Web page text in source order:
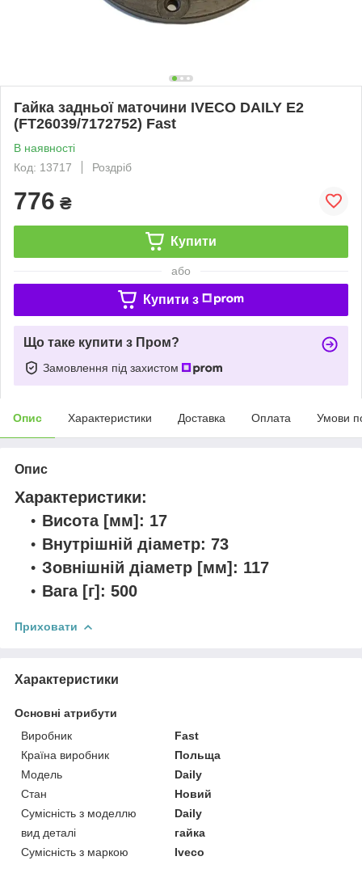
Гайка задньої маточини IVECO DAILY E2
(FT26039/7172752) Fast
В наявності
Код: 13717
Роздріб
776 ₴
Купити
або
Купити з
Що таке купити з Пром?
Замовлення під захистом
Опис Характеристики Доставка Оплата Умови
Опис
Характеристики:
Висота [мм]: 17
Внутрішній діаметр: 73
Зовнішній діаметр [мм]: 117
Вага [г]: 500
Приховати
Характеристики
Основні атрибути
Виробник
Fast
Країна виробник
Польща
Модель
Daily
Стан
Новий
Сумісність з моделлю
Daily
вид деталі
гайка
Сумісність з маркою
Iveco